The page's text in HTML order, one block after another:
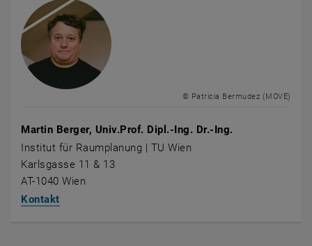
© Patricia Bermudez (MOVE)
Martin Berger, Univ.Prof. Dipl.-Ing. Dr.-Ing.
Institut für Raumplanung | TU Wien
Karlsgasse 11 & 13
AT-1040 Wien
Kontakt